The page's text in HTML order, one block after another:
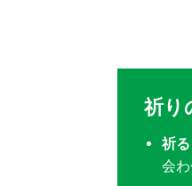
祈り
祈る
会